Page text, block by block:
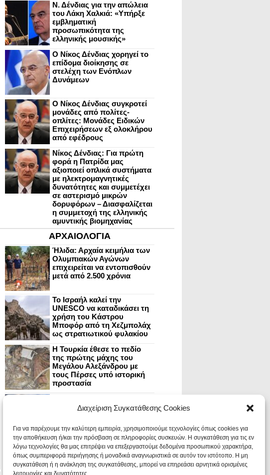
Διαχείριση Συγκατάθεσης Cookies
Για να παρέχουμε την καλύτερη εμπειρία, χρησιμοποιούμε τεχνολογίες όπως cookies για
την αποθήκευση ή/και την πρόσβαση σε πληροφορίες συσκευών. Η συγκατάθεση για τις εν
λόγω τεχνολογίες θα μας επιτρέψει να επεξεργαστούμε δεδομένα προσωπικού χαρακτήρα,
όπως συμπεριφορά περιήγησης ή μοναδικά αναγνωριστικά σε αυτόν τον ιστότοπο. Η μη
συγκατάθεση ή η ανάκληση της συγκατάθεσης, μπορεί να επηρεάσει αρνητικά ορισμένες
λειτουργίες και δυνατότητες.
Ν. Δένδιας για την απώλεια
του Λάκη Χαλκιά: «Υπήρξε
εμβληματική
προσωπικότητα της
ελληνικής μουσικής»
Ο Νίκος Δένδιας χορηγεί το
επίδομα διοίκησης σε
στελέχη των Ενόπλων
Δυνάμεων
Ο Νίκος Δένδιας συγκροτεί
μονάδες από πολίτες-
οπλίτες: Μονάδες Ειδικών
Επιχειρήσεων εξ ολοκλήρου
από εφέδρους
Νίκος Δένδιας: Για πρώτη
φορά η Πατρίδα μας
αξιοποιεί οπλικά συστήματα
με ηλεκτρομαγνητικές
δυνατότητες και συμμετέχει
σε αστερισμό μικρών
δορυφόρων – Διασφαλίζεται
η συμμετοχή της ελληνικής
αμυντικής βιομηχανίας
ΑΡΧΑΙΟΛΟΓΙΑ
Ήλιδα: Αρχαία κειμήλια των
Ολυμπιακών Αγώνων
επιχειρείται να εντοπισθούν
μετά από 2.500 χρόνια
Το Ισραήλ καλεί την
UNESCO να καταδικάσει τη
χρήση του Κάστρου
Μποφόρ από τη Χεζμπολάχ
ως στρατιωτικού φυλακίου
Η Τουρκία έθεσε το πεδίο
της πρώτης μάχης του
Μεγάλου Αλεξάνδρου με
τους Πέρσες υπό ιστορική
προστασία
ανακτόρου στην
στο Παλάτι των Δεσποτών
Οι Νεάντερταλ έκαναν
οδοντιατρικές επεμβάσεις σε
χαλασμένα δόντια, σύμφωνα
με ευρήματα